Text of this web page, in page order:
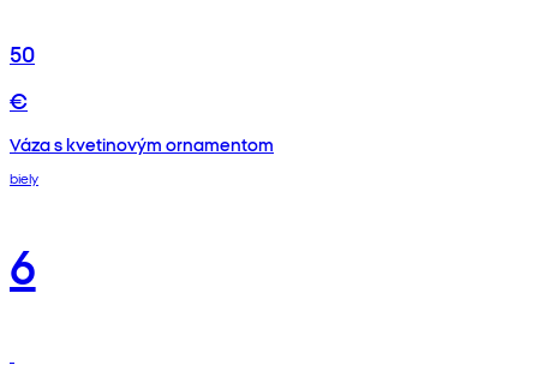
50
€
Váza s kvetinovým ornamentom
biely
6